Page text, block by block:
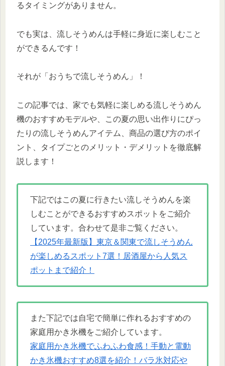
るタイミングがありません。
でも実は、流しそうめんは手軽に身近に楽しむこと
ができるんです！
それが「おうちで流しそうめん」！
この記事では、家でも気軽に楽しめる流しそうめん
機のおすすめモデルや、この夏の思い出作りにぴっ
たりの流しそうめんアイテム、商品の選び方のポイ
ント、タイプごとのメリット・デメリットを徹底解
説します！
下記ではこの夏に行きたい流しそうめんを楽
しむことができるおすすめスポットをご紹介
しています。合わせて是非ご覧ください。
【2025年最新版】東京＆関東で流しそうめん
が楽しめるスポット7選！居酒屋から人気ス
ポットまで紹介！
また下記では自宅で簡単に作れるおすすめの
家庭用かき氷機をご紹介しています。
家庭用かき氷機でふわふわ食感！手動と電動
かき氷機おすすめ8選を紹介！バラ氷対応や